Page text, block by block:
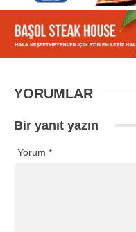
YORUMLAR
Bir yanıt yazın
Yorum *